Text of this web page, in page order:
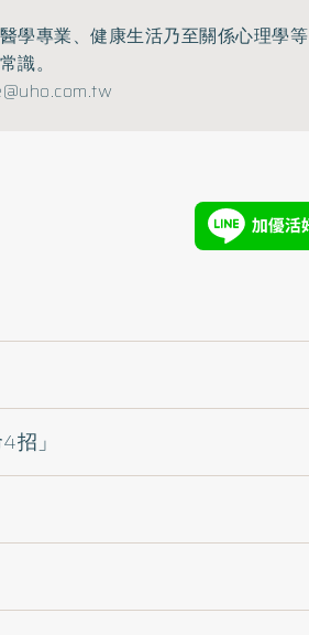
學專業、健康生活乃至關係心理學等
識。
招」